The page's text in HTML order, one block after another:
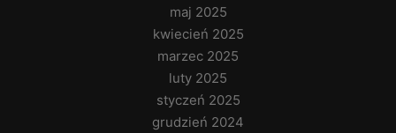
maj 2025
kwiecień 2025
marzec 2025
luty 2025
styczeń 2025
grudzień 2024